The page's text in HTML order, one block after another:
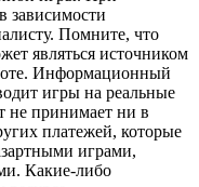
зависимости
Помните, что
являться источником
Информационный
игры на реальные
не принимает ни в
платежей, которые
играми,
Какие-либо